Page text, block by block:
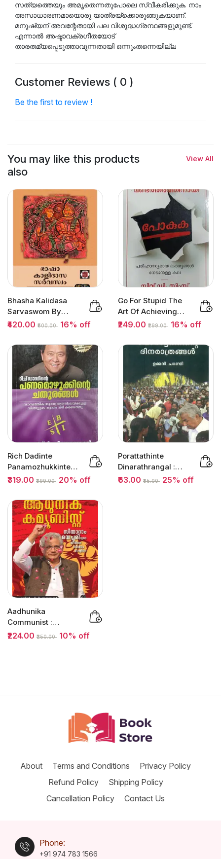
സത്യത്തെയും അമൃതെന്നതുപോലെ സ്വീകരിക്കുക. നാം
അസാധാരണമായൊരു യാത്രയ്ക്കൊരുങ്ങുകയാണ്.
മനുഷ്യന് അവന്റേതായി പല വിശുദ്ധഗ്രന്ഥങ്ങളുമുണ്ട്.
എന്നാൽ അഷ്ടാവക്രഗീതയോട്
താരതമ്യപ്പെടുത്താവുന്നതായി ഒന്നുംതന്നെയില്ല
Customer Reviews ( 0 )
Be the first to review !
You may like this products
also
View All
Bhasha Kalidasa
Sarvaswom By
Kurisserry : ഭാഷാ
₹420.00 ₹500.00 16% off
Go For Stupid The
Art Of Achieving
Ridiculous...
₹249.00 ₹299.00 16% off
Rich Dadinte
Panamozhukkinte
Chathurangal By
₹319.00 ₹399.00 20% off
Porattathinte
Dinarathrangal :
Oommen Chandy
₹63.00 ₹85.00 25% off
Aadhunika
Communist :
P.P.Aboobakkar |
₹224.00 ₹250.00 10% off
About Terms and Conditions Privacy Policy
Refund Policy Shipping Policy
Cancellation Policy Contact Us
Phone:
+91 974 783 1566